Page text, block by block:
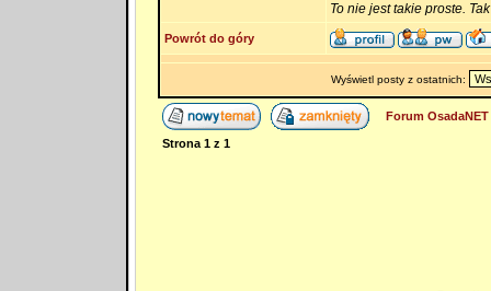
To nie jest takie proste.
Powrót do góry
Wyświetl posty z ostatnich:
Forum
Strona 1z 1